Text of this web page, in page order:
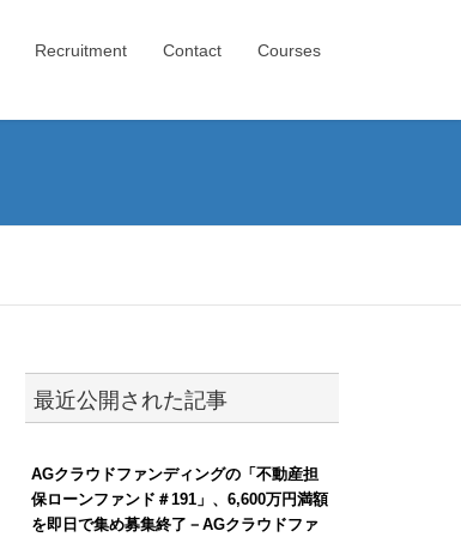
Recruitment Contact Courses
最近公開された記事
AGクラウドファンディングの「不動産担
保ローンファンド＃191」、6,600万円満額
を即日で集め募集終了－AGクラウドファ